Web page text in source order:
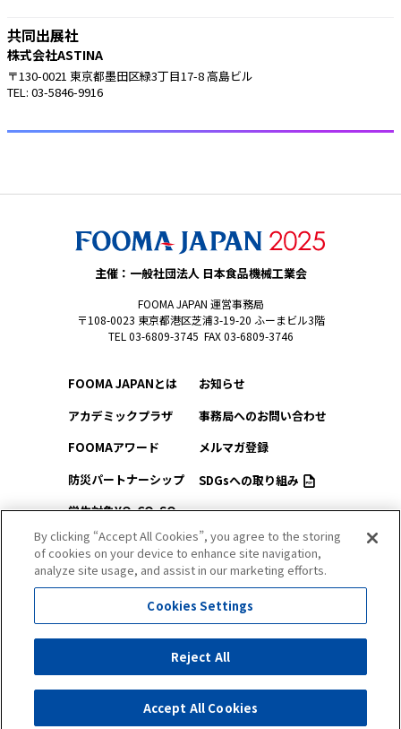
共同出展社
株式会社ASTINA
〒130-0021 東京都墨田区緑3丁目17-8 高島ビル
TEL: 03-5846-9916
主催：一般社団法人 日本食品機械工業会
FOOMA JAPAN 運営事務局
〒108-0023 東京都港区芝浦3-19-20 ふーまビル3階
TEL 03-6809-3745 FAX 03-6809-3746
FOOMA JAPANとは
アカデミックプラザ
FOOMAアワード
防災パートナーシップ
学生対象YO-CO-SO
（ようこそ）FOOMA
会場アクセス
会場マップ
出展社情報
セミナー・シンポジウム
お知らせ
事務局へのお問い合わせ
メルマガ登録
SDGsへの取り組み
プライバシーポリシー
サイトマップ
All Right Reserved. Copyright (c) FOOMA JAPAN Secretariat
By clicking “Accept All Cookies”, you agree to the storing
of cookies on your device to enhance site navigation,
analyze site usage, and assist in our marketing efforts.
Cookies Settings
Reject All
Accept All Cookies